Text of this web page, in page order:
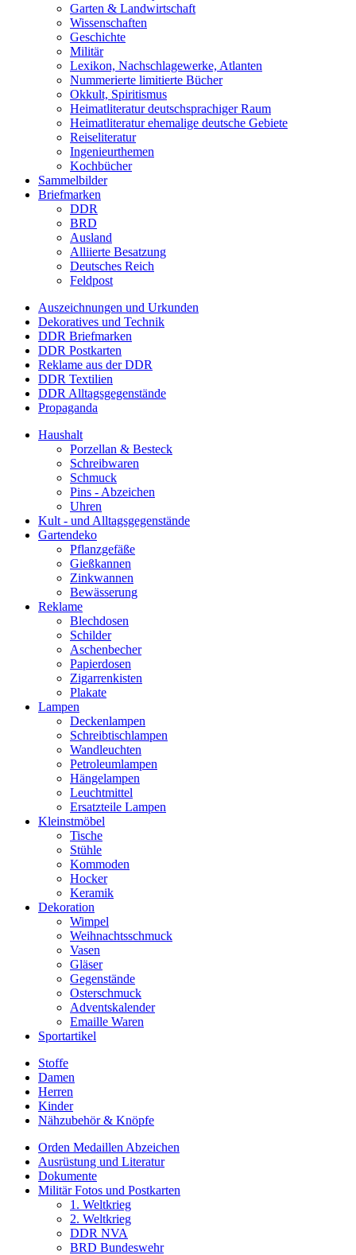
Garten & Landwirtschaft
Wissenschaften
Geschichte
Militär
Lexikon, Nachschlagewerke, Atlanten
Nummerierte limitierte Bücher
Okkult, Spiritismus
Heimatliteratur deutschsprachiger Raum
Heimatliteratur ehemalige deutsche Gebiete
Reiseliteratur
Ingenieurthemen
Kochbücher
Sammelbilder
Briefmarken
DDR
BRD
Ausland
Alliierte Besatzung
Deutsches Reich
Feldpost
Auszeichnungen und Urkunden
Dekoratives und Technik
DDR Briefmarken
DDR Postkarten
Reklame aus der DDR
DDR Textilien
DDR Alltagsgegenstände
Propaganda
Haushalt
Porzellan & Besteck
Schreibwaren
Schmuck
Pins - Abzeichen
Uhren
Kult - und Alltagsgegenstände
Gartendeko
Pflanzgefäße
Gießkannen
Zinkwannen
Bewässerung
Reklame
Blechdosen
Schilder
Aschenbecher
Papierdosen
Zigarrenkisten
Plakate
Lampen
Deckenlampen
Schreibtischlampen
Wandleuchten
Petroleumlampen
Hängelampen
Leuchtmittel
Ersatzteile Lampen
Kleinstmöbel
Tische
Stühle
Kommoden
Hocker
Keramik
Dekoration
Wimpel
Weihnachtsschmuck
Vasen
Gläser
Gegenstände
Osterschmuck
Adventskalender
Emaille Waren
Sportartikel
Stoffe
Damen
Herren
Kinder
Nähzubehör & Knöpfe
Orden Medaillen Abzeichen
Ausrüstung und Literatur
Dokumente
Militär Fotos und Postkarten
1. Weltkrieg
2. Weltkrieg
DDR NVA
BRD Bundeswehr